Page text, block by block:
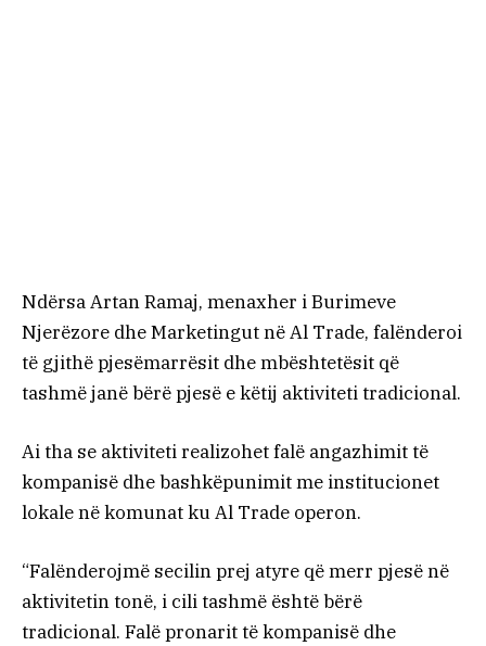
Ndërsa Artan Ramaj, menaxher i Burimeve
Njerëzore dhe Marketingut në Al Trade, falënderoi
të gjithë pjesëmarrësit dhe mbështetësit që
tashmë janë bërë pjesë e këtij aktiviteti tradicional.
Ai tha se aktiviteti realizohet falë angazhimit të
kompanisë dhe bashkëpunimit me institucionet
lokale në komunat ku Al Trade operon.
“Falënderojmë secilin prej atyre që merr pjesë në
aktivitetin tonë, i cili tashmë është bërë
tradicional. Falë pronarit të kompanisë dhe